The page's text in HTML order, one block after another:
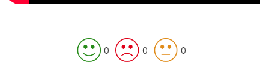
0 0 0